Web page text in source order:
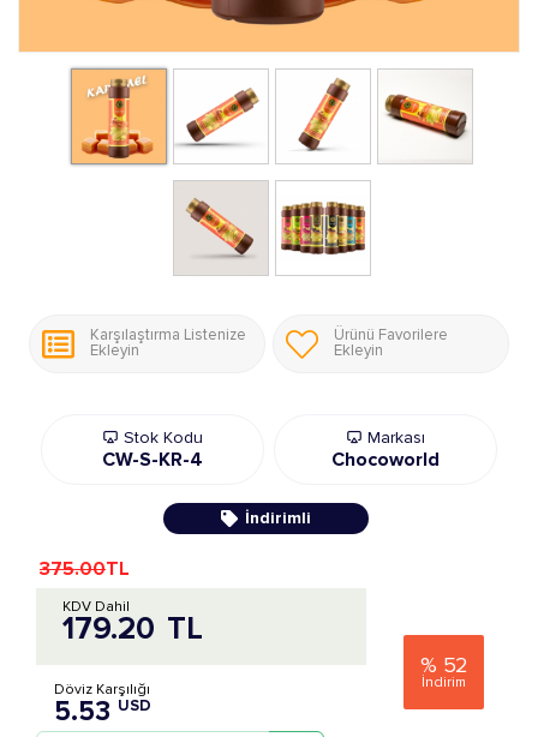
Karşılaştırma Listenize
Ekleyin
Ürünü Favorilere
Ekleyin
Stok Kodu
CW-S-KR-4
Markası
Chocoworld
İndirimli
% 52
İndirim
375.00TL
179.20 TL
KDV Dahil
Döviz Karşılığı
5.53 USD